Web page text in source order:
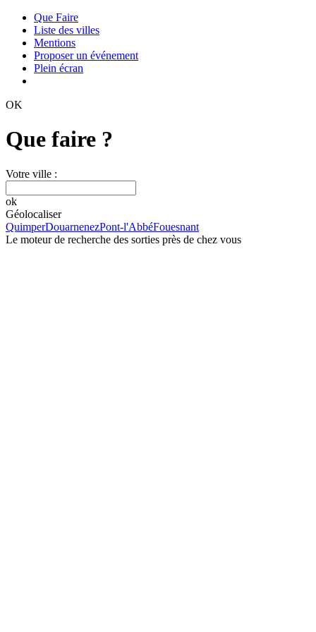
Que Faire
Liste des villes
Mentions
Proposer un événement
Plein écran
OK
Que faire ?
Votre ville :
ok
Géolocaliser
QuimperDouarnenezPont-l'AbbéFouesnant
Le moteur de recherche des sorties près de chez vous